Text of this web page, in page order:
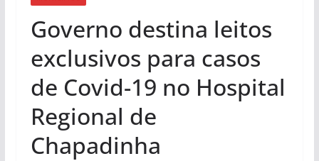
Governo destina leitos
exclusivos para casos
de Covid-19 no Hospital
Regional de
Chapadinha